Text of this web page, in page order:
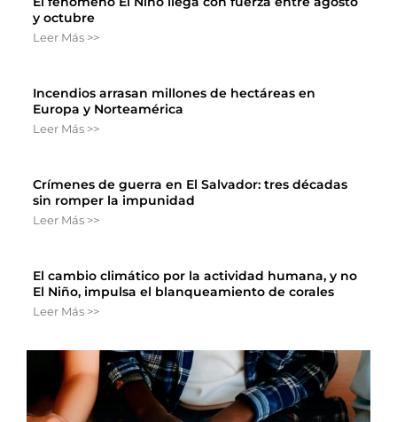
y octubre
Leer Más >>
Incendios arrasan millones de hectáreas en
Europa y Norteamérica
Leer Más >>
Crímenes de guerra en El Salvador: tres décadas
sin romper la impunidad
Leer Más >>
El cambio climático por la actividad humana, y no
El Niño, impulsa el blanqueamiento de corales
Leer Más >>